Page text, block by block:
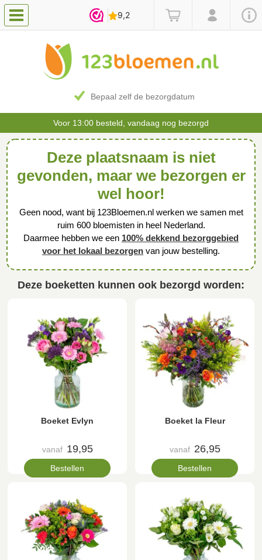
Bepaal zelf de bezorgdatum
Voor 13:00 besteld, vandaag nog bezorgd
Deze plaatsnaam is niet
gevonden, maar we bezorgen er
wel hoor!
Geen nood, want bij 123Bloemen.nl werken we samen met
ruim 600 bloemisten in heel Nederland.
Daarmee hebben we een 100% dekkend bezorggebied
voor het lokaal bezorgen van jouw bestelling.
Deze boeketten kunnen ook bezorgd worden:
Boeket Evlyn
vanaf 19,95
Bestellen
Boeket la Fleur
vanaf 26,95
Bestellen